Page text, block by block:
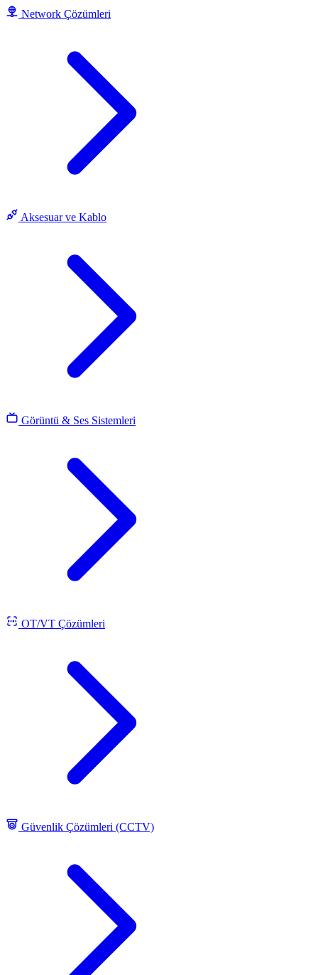
Network Çözümleri
Aksesuar ve Kablo
Görüntü & Ses Sistemleri
OT/VT Çözümleri
Güvenlik Çözümleri (CCTV)